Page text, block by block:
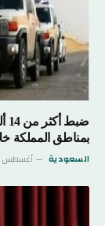
بمناطق المملكة
السعودية أغسطس 8, 2026